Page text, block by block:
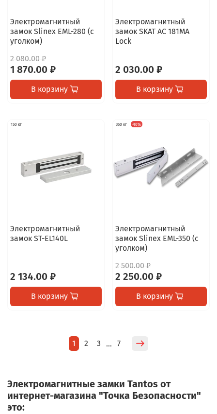
Электромагнитный
замок Slinex EML-280 (с
уголком)
2 080.00 ₽
1 870.00 ₽
В корзину
Электромагнитный
замок SKAT AC 181MA
Lock
2 030.00 ₽
В корзину
150 кг
Электромагнитный
замок ST-EL140L
2 134.00 ₽
В корзину
350 кг -10%
Электромагнитный
замок Slinex EML-350 (с
уголком)
2 500.00 ₽
2 250.00 ₽
В корзину
1 2 3 … 7
Электромагнитные замки Tantos от
интернет-магазина "Точка Безопасности"
это: